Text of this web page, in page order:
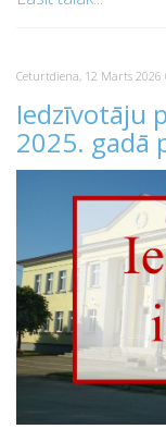
Ceturtdiena, 12 Marts 2026
Iedzīvotāju
2025. gadā